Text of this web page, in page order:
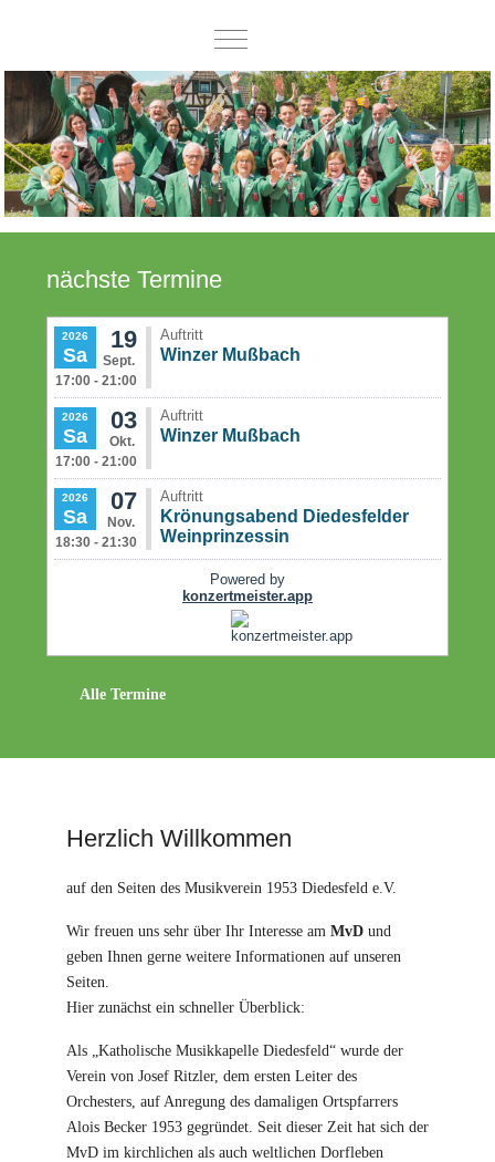
Mobile Menu Toggle
nächste Termine
Alle Termine
Herzlich Willkommen
auf den Seiten des Musikverein 1953 Diedesfeld e.V.
Wir freuen uns sehr über Ihr Interesse am MvD und
geben Ihnen gerne weitere Informationen auf unseren
Seiten.
Hier zunächst ein schneller Überblick:
Als „Katholische Musikkapelle Diedesfeld“ wurde der
Verein von Josef Ritzler, dem ersten Leiter des
Orchesters, auf Anregung des damaligen Ortspfarrers
Alois Becker 1953 gegründet. Seit dieser Zeit hat sich der
MvD im kirchlichen als auch weltlichen Dorfleben